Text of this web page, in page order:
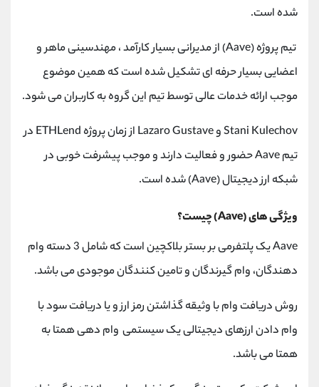
شده است.
تیم پروژه (Aave) از مدیرانی بسیار کارآمد ، مهندسینی ماهر و
اعضایی بسیار حرفه ای تشکیل شده است که همین موضوع
موجب ارائه خدمات عالی توسط تیم این گروه به کاربران می شود.
Stani Kulechov و Lazaro Gustave از زمان پروژه ETHLend در
تیم Aave حضور و فعالیت دارند و موجب پیشرفت خوبی در
شبکه ارز دیجیتال (Aave) شده است.
ویژگی های (Aave) چیست؟
Aave یک پلتفرمی بر بستر بلاکچین است که شامل 3 دسته وام
دهندگان، وام گیرندگان و تامین کنندگان موجودی می باشد.
روش دریافت وام با وثیقه گذاشتن رمز ارز و یا دریافت سود با
وام دادن ارزهای دیجیتالی یک سیستمی وام دهی همتا به
همتا می باشد.